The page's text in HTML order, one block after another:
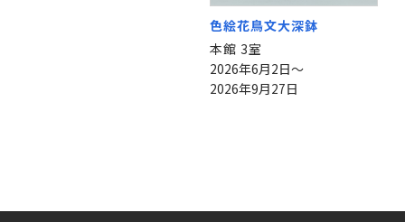
色絵花鳥文大深鉢
本館 3室
2026年6月2日～
2026年9月27日